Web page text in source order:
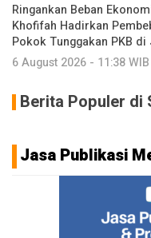
Ringankan Beban
Khofifah Hadirkan
Pokok Tunggakan PKB
6 August 2026 - 11:38 WIB
Berita Populer di
Jasa Publikasi